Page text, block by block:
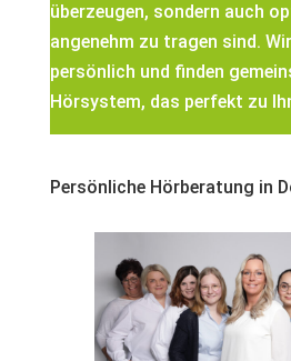
überzeugen, sondern auch
angenehm zu tragen sind.
persönlich und finden
Hörsystem, das perfekt zu
Persönliche Hörberatung in